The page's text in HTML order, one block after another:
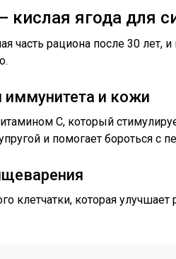
ягода для
часть рациона после 30 лет,
иммунитета и кожи
С, который
и помогает бороться с
клетчатки, которая